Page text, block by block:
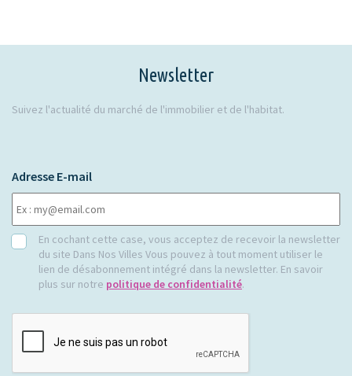
Newsletter
Suivez l'actualité du marché de l'immobilier et de l'habitat.
Adresse E-mail
RGPDEn cochant cette case, vous acceptez de recevoir la newsletter
du site Dans Nos Villes Vous pouvez à tout moment utiliser le
lien de désabonnement intégré dans la newsletter. En savoir
plus sur notre politique de confidentialité.
CAPTCHA